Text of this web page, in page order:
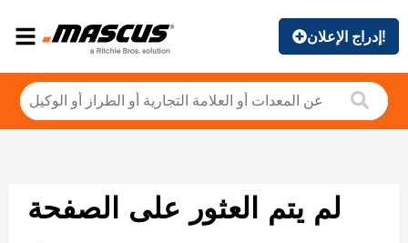
إدراج الإعلان!
لم يتم العثور على الصفحة